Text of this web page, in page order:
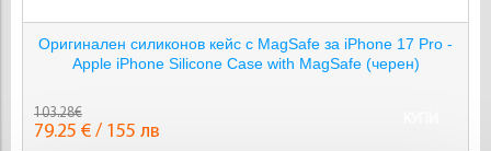
Оригинален силиконов кейс с MagSafe за iPhone 17 Pro -
Apple iPhone Silicone Case with MagSafe (черен)
103.28€
79.25 € / 155 лв